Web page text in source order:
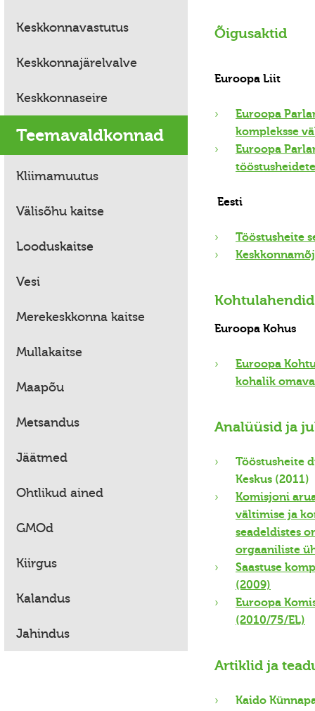
Keskkonnavastutus
Keskkonnajärelvalve
Keskkonnaseire
Teemavaldkonnad
Kliimamuutus
Välisõhu kaitse
Looduskaitse
Vesi
Merekeskkonna kaitse
Mullakaitse
Maapõu
Metsandus
Jäätmed
Ohtlikud ained
GMOd
Kiirgus
Kalandus
Jahindus
Õigusaktid
Euroopa Liit
Euroopa
kompleksse
Euroopa
Eesti
Tööstusheite
Kohtulahendid
Euroopa Kohus
Euroopa
kohalik
Analüüsid ja
Tööstusheite
Keskus (2011)
Komisjoni
vältimise ja
seadeldistes
orgaaniliste
Saastuse
(2009)
Euroopa
(2010/75/EL)
Artiklid ja
Kaido